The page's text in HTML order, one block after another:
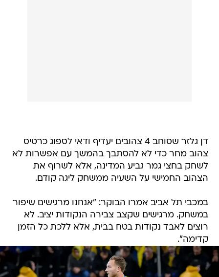
דן גלזר שסוחב 4 צהובים יעדיף ודאי לספוג כרטיס
צהוב מחר כדי לא להסתבך בהמשך עם אפשרות לא
לשחק בחצי גמר גביע המדינה, אלא לשרוף את
הצהוב החמישי על השעיה ממשחק ליגה קודם.
במכבי תל אביב אמרו הבוקר: "אנחנו מרגישים שיפור
במשחק. מרגישים שקצב צבירה הנקודות יציב. לא
רוצים לאבד נקודות בטח בבית, אלא ללכת כל הזמן
קדימה".